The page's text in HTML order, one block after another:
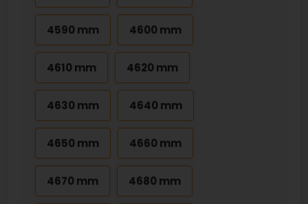
4590 mm 4600 mm
4610 mm 4620 mm
4630 mm 4640 mm
4650 mm 4660 mm
4670 mm 4680 mm